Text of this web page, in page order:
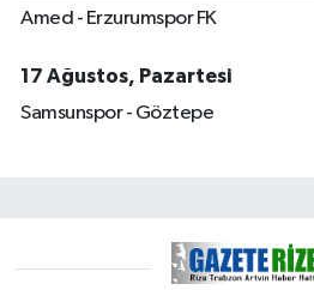
Amed - Erzurumspor FK
17 Ağustos, Pazartesi
Samsunspor - Göztepe